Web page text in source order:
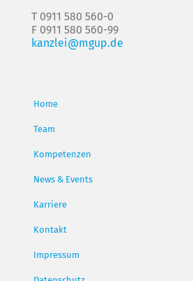
T 0911 580 560-0
F 0911 580 560-99
kanzlei@mgup.de
Home
Team
Kompetenzen
News & Events
Karriere
Kontakt
Impressum